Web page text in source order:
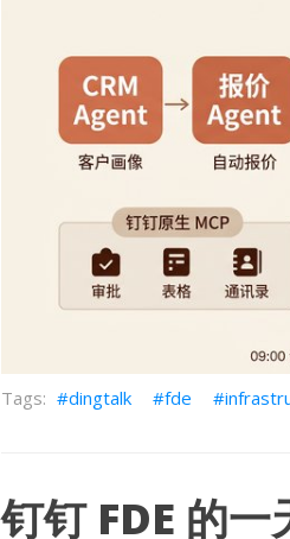
dingtalk fde
钉钉 FDE 的